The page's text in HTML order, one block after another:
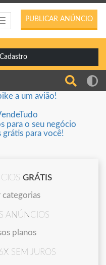
PUBLICAR ANÚNCIO
Toggle
navigation
GRÁTIS
ANÚNCIOS
planos
SEM JUROS